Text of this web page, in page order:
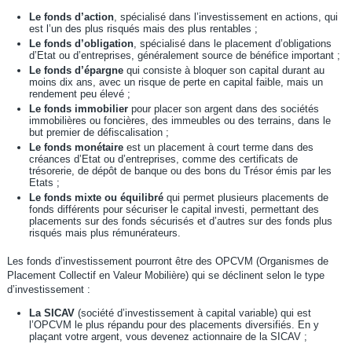
Le fonds d’action, spécialisé dans l’investissement en actions, qui
est l’un des plus risqués mais des plus rentables ;
Le fonds d’obligation, spécialisé dans le placement d’obligations
d’Etat ou d’entreprises, généralement source de bénéfice important ;
Le fonds d’épargnequi consiste à bloquer son capital durant au
moins dix ans, avec un risque de perte en capital faible, mais un
rendement peu élevé ;
Le fonds immobilierpour placer son argent dans des sociétés
immobilières ou foncières, des immeubles ou des terrains, dans le
but premier de défiscalisation ;
Le fonds monétaireest un placement à court terme dans des
créances d’Etat ou d’entreprises, comme des certificats de
trésorerie, de dépôt de banque ou des bons du Trésor émis par les
Etats ;
Le fonds mixte ou équilibréqui permet plusieurs placements de
fonds différents pour sécuriser le capital investi, permettant des
placements sur des fonds sécurisés et d’autres sur des fonds plus
risqués mais plus rémunérateurs.
Les fonds d’investissement pourront être des OPCVM (Organismes de
Placement Collectif en Valeur Mobilière) qui se déclinent selon le type
d’investissement :
La SICAV(société d’investissement à capital variable) qui est
l’OPCVM le plus répandu pour des placements diversifiés. En y
plaçant votre argent, vous devenez actionnaire de la SICAV ;